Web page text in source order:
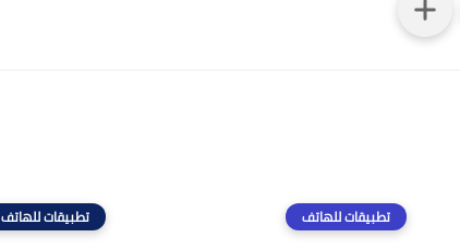
تطبيقات للهاتف تطبيقات للهاتف